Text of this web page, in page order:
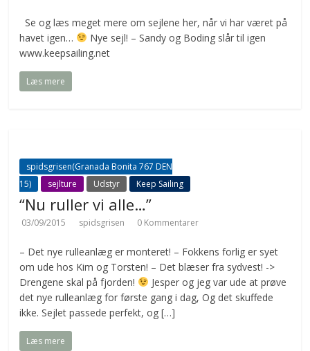
Se og læs meget mere om sejlene her, når vi har været på
havet igen…
Nye sejl! – Sandy og Boding slår til igen
www.keepsailing.net
Læs mere
spidsgrisen(Granada Bonita 767 DEN
15)
sejlture Udstyr Keep Sailing
“Nu ruller vi alle…”
03/09/2015 spidsgrisen 0 Kommentarer
– Det nye rulleanlæg er monteret! – Fokkens forlig er syet
om ude hos Kim og Torsten! – Det blæser fra sydvest! ->
Drengene skal på fjorden!
Jesper og jeg var ude at prøve
det nye rulleanlæg for første gang i dag, Og det skuffede
ikke. Sejlet passede perfekt, og […]
Læs mere